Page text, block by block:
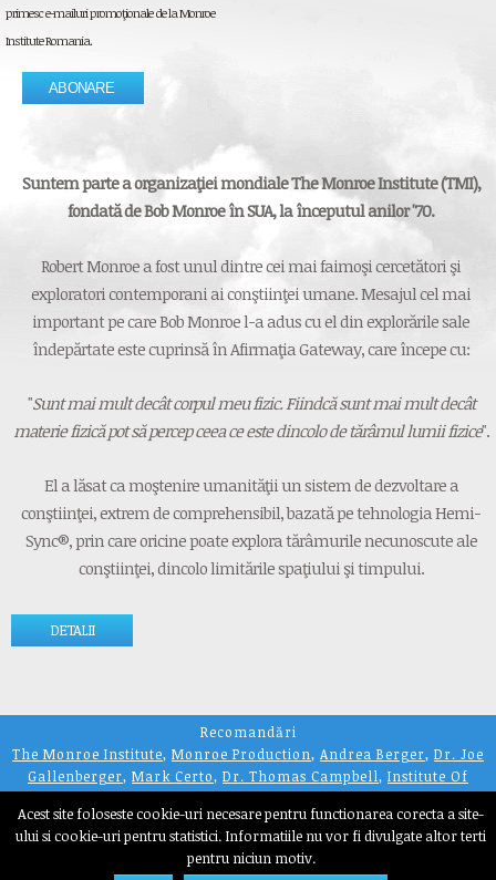
primesc e-mailuri promoţionale de la Monroe
Institute Romania.
Suntem parte a organizaţiei mondiale The Monroe Institute (TMI),
fondată de Bob Monroe în SUA, la începutul anilor '70.
Robert Monroe a fost unul dintre cei mai faimoşi cercetători şi
exploratori contemporani ai conştiinţei umane. Mesajul cel mai
important pe care Bob Monroe l-a adus cu el din explorările sale
îndepărtate este cuprinsă în Afirmaţia Gateway, care începe cu:
"Sunt mai mult decât corpul meu fizic. Fiindcă sunt mai mult decât
materie fizică pot să percep ceea ce este dincolo de tărâmul lumii fizice".
El a lăsat ca moştenire umanităţii un sistem de dezvoltare a
conştiinţei, extrem de comprehensibil, bazată pe tehnologia Hemi-
Sync®, prin care oricine poate explora tărâmurile necunoscute ale
conştiinţei, dincolo limitările spaţiului şi timpului.
DETALII
Recomandări
The Monroe Institute, Monroe Production, Andrea Berger, Dr. Joe
Gallenberger, Mark Certo, Dr. Thomas Campbell, Institute Of
Despre cookie-uri,Politica de confidențialitate
© 2018 The Monroe Institute
Acest site foloseste cookie-uri necesare pentru functionarea corecta a site-
ului si cookie-uri pentru statistici. Informatiile nu vor fi divulgate altor terti
pentru niciun motiv.